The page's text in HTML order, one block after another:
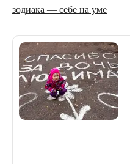
зодиака — себе на уме